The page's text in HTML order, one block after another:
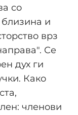
со
и
врз
Се
дух ги
Како
членови